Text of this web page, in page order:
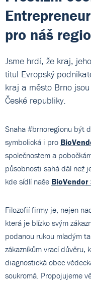
pro náš
Jsme hrdí, že kraj,
titul Evropský
kraj a město Brno
České republiky.
Snaha #brnoregionu být
symbolická i pro
společnostem a
působnosti sahá dál než
kde sídlí naše BioVendor
Filozofií firmy je, nejen
která je blízko svým
podanou rukou mladým
zákazníkům vrací důvěru,
diagnostická obec
soukromá. Propojujeme